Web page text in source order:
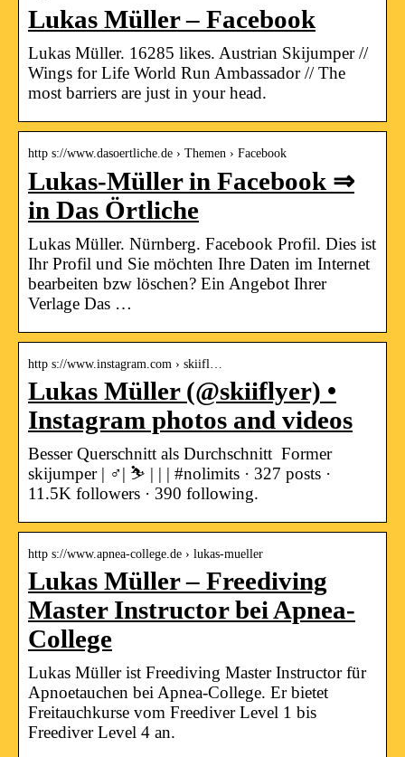
Lukas Müller – Facebook
Lukas Müller. 16285 likes. Austrian Skijumper //
Wings for Life World Run Ambassador // The
most barriers are just in your head.
http s://www.dasoertliche.de › Themen › Facebook
Lukas-Müller in Facebook ⇒
in Das Örtliche
Lukas Müller. Nürnberg. Facebook Profil. Dies ist
Ihr Profil und Sie möchten Ihre Daten im Internet
bearbeiten bzw löschen? Ein Angebot Ihrer
Verlage Das …
http s://www.instagram.com › skiifl…
Lukas Müller (@skiiflyer) •
Instagram photos and videos
Besser Querschnitt als Durchschnitt ‍ Former
skijumper | ‍♂️| ⛷️ | | | #nolimits · 327 posts ·
11.5K followers · 390 following.
http s://www.apnea-college.de › lukas-mueller
Lukas Müller – Freediving
Master Instructor bei Apnea-
College
Lukas Müller ist Freediving Master Instructor für
Apnoetauchen bei Apnea-College. Er bietet
Freitauchkurse vom Freediver Level 1 bis
Freediver Level 4 an.